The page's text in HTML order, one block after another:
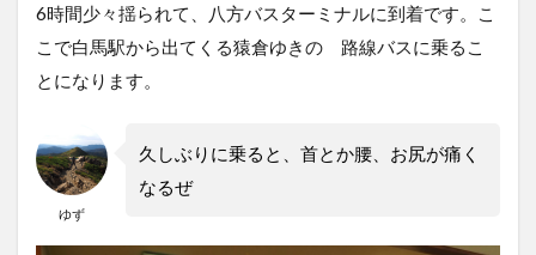
6時間少々揺られて、八方バスターミナルに到着です。こ
こで白馬駅から出てくる猿倉ゆきの 路線バスに乗るこ
とになります。
ゆず
久しぶりに乗ると、首とか腰、お尻が痛く
なるぜ